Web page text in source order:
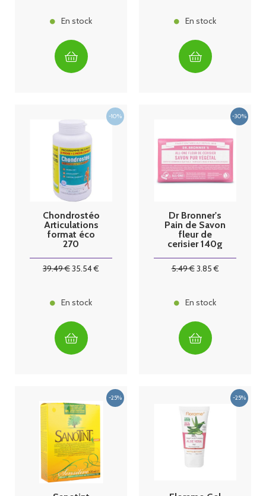
En stock En stock
Chondrostéo
Articulations
format éco
270
39.49€35.54€
En stock
Dr Bronner's
Pain de Savon
fleur de
cerisier 140g
5.49€3.85€
En stock